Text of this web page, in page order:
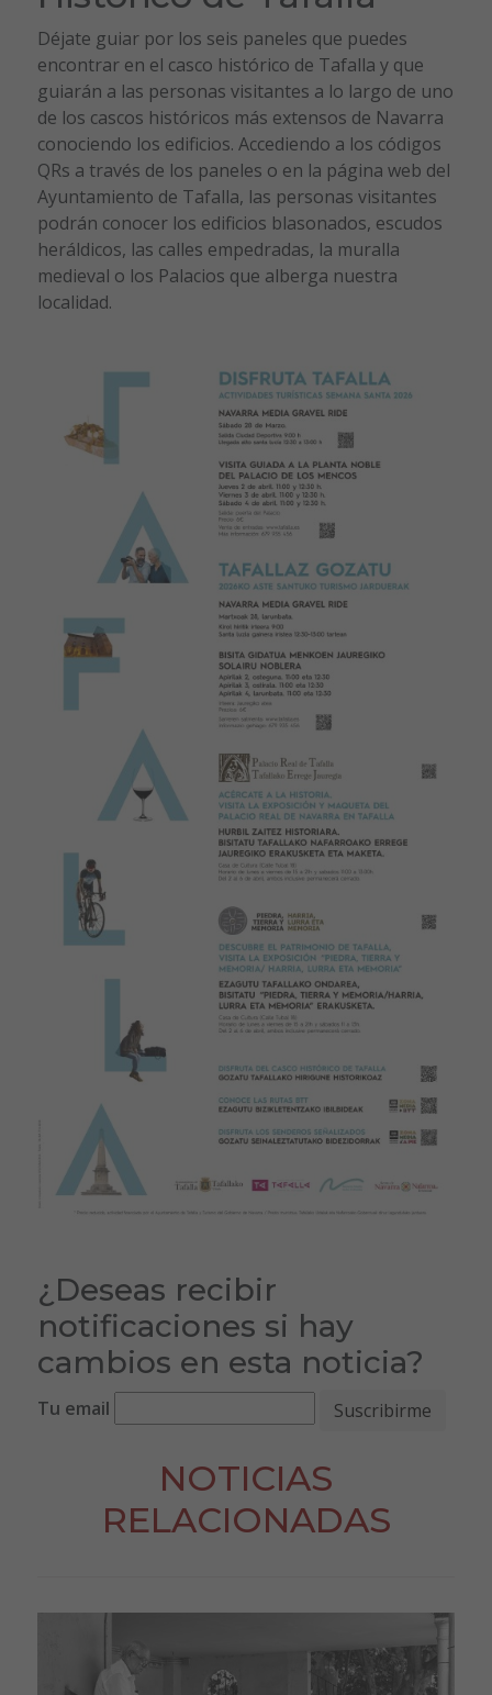
Déjate guiar por los seis paneles que puedes
encontrar en el casco histórico de Tafalla y que
guiarán a las personas visitantes a lo largo de uno
de los cascos históricos más extensos de Navarra
conociendo los edificios. Accediendo a los códigos
QRs a través de los paneles o en la página web del
Ayuntamiento de Tafalla, las personas visitantes
podrán conocer los edificios blasonados, escudos
heráldicos, las calles empedradas, la muralla
medieval o los Palacios que alberga nuestra
localidad.
¿Deseas recibir
notificaciones si hay
cambios en esta noticia?
Tu email
NOTICIAS
RELACIONADAS